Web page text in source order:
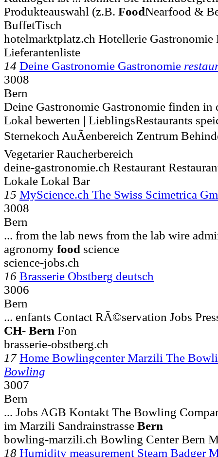
Produkteauswahl (z.B. FoodNearfood &
BuffetTisch
hotelmarktplatz.ch Hotellerie Gastronomie
Lieferantenliste
14 Deine Gastronomie Gastronomie
3008
Bern
Deine Gastronomie Gastronomie finden in
Lokal bewerten | LieblingsRestaurants
Sternekoch AuÃenbereich Zentrum
Vegetarier Raucherbereich
deine-gastronomie.ch Restaurant
Lokale Lokal Bar
15 MyScience.ch The Swiss Scimetrica
3008
Bern
... from the lab news from the lab wire
agronomy food science
science-jobs.ch
16 Brasserie Obstberg deutsch
3006
Bern
... enfants Contact RÃ©servation Jobs
CH- Bern Fon
brasserie-obstberg.ch
17 Home Bowlingcenter Marzili The
Bowling
3007
Bern
... Jobs AGB Kontakt The Bowling
im Marzili Sandrainstrasse Bern
bowling-marzili.ch Bowling Center Bern
18 Humidity measurement Steam Badger